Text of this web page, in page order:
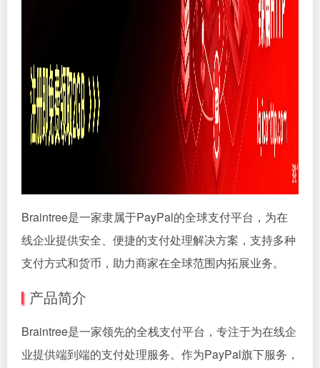
Braintree是一家隶属于PayPal的全球支付平台，为在
线企业提供安全、便捷的支付处理解决方案，支持多种
支付方式和货币，助力商家在全球范围内拓展业务。
产品简介
Braintree是一家领先的全栈支付平台，专注于为在线企
业提供端到端的支付处理服务。作为PayPal旗下服务，